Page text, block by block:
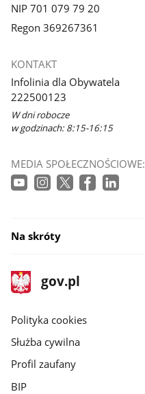
NIP 701 079 79 20
Regon 369267361
KONTAKT
Infolinia dla Obywatela
222500123
W dni robocze
w godzinach: 8:15-16:15
MEDIA SPOŁECZNOŚCIOWE:
Na skróty
stopka
gov.pl
Strona
gov.pl
gov.pl
Polityka cookies
Służba cywilna
Profil zaufany
BIP